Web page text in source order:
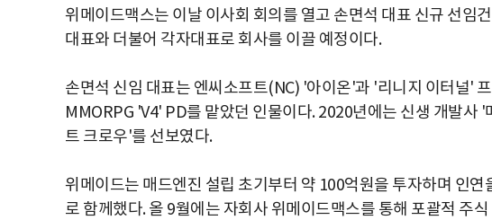
위메이드맥스는 이날 이사회 회의를 열고 손면석 대표 신규 선임
대표와 더불어 각자대표로 회사를 이끌 예정이다.
손면석 신임 대표는 엔씨소프트(NC) '아이온'과 '리니지 이터널'
MMORPG 'V4' PD를 맡았던 인물이다. 2020년에는 신생 개발사
트 크로우'를 선보였다.
위메이드는 매드엔진 설립 초기부터 약 100억원을 투자하며 인
로 함께했다. 올 9월에는 자회사 위메이드맥스를 통해 포괄적 주